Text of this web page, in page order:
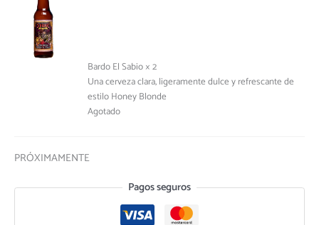
Bardo El Sabio × 2
Una cerveza clara, ligeramente dulce y refrescante de
estilo Honey Blonde
Agotado
PRÓXIMAMENTE
Pagos seguros